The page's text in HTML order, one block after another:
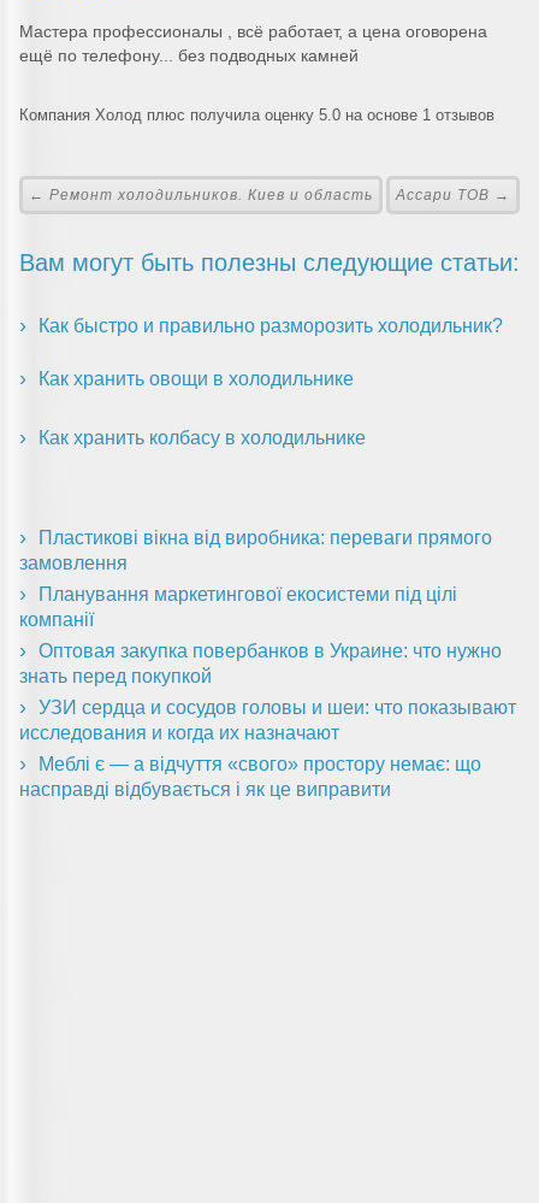
Мастера профессионалы , всё работает, а цена оговорена
ещё по телефону... без подводных камней
Компания Холод плюс получила оценку 5.0 на основе 1 отзывов
← Ремонт холодильников. Киев и область Ассари ТОВ →
Вам могут быть полезны следующие статьи:
Как быстро и правильно разморозить холодильник?
Как хранить овощи в холодильнике
Как хранить колбасу в холодильнике
Пластикові вікна від виробника: переваги прямого
замовлення
Планування маркетингової екосистеми під цілі
компанії
Оптовая закупка повербанков в Украине: что нужно
знать перед покупкой
УЗИ сердца и сосудов головы и шеи: что показывают
исследования и когда их назначают
Меблі є — а відчуття «свого» простору немає: що
насправді відбувається і як це виправити